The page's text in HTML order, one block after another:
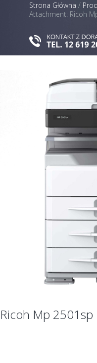
Strona Główna /
Attachment: Ricoh
Ricoh Mp 2501sp